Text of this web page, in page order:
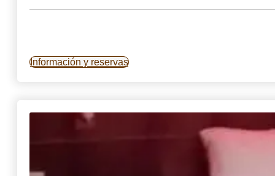
Información y reservas